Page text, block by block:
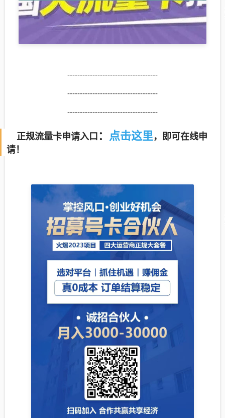
------------------------------------
------------------------------------
------------------------------------
正规流量卡申请入口 ： 点击这里 ，即可在线申
请！